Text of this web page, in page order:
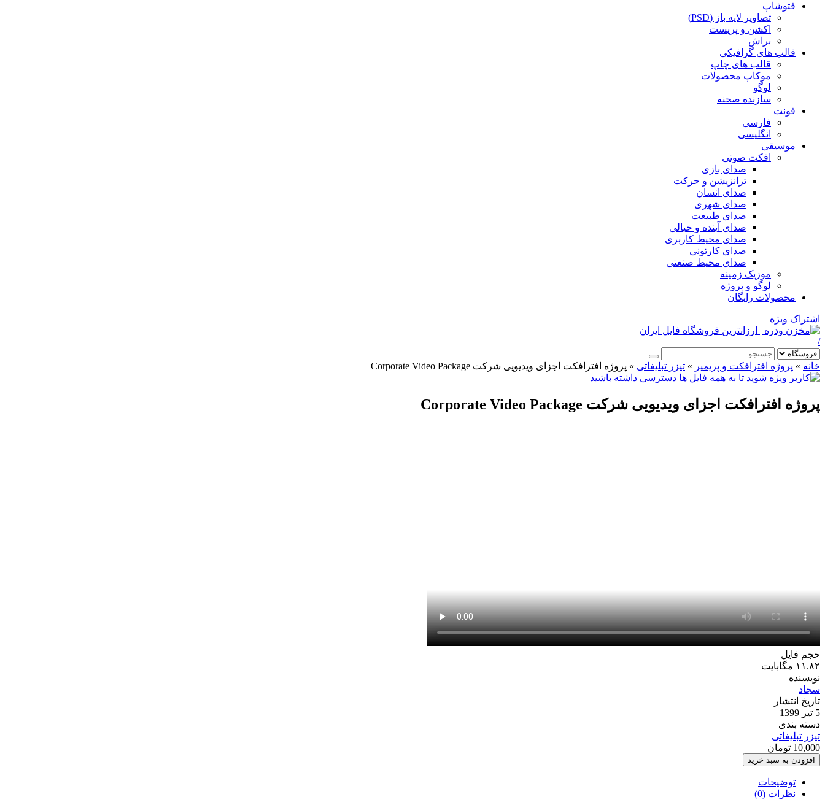
فتوشاپ
تصاویر لایه باز (PSD)
اکشن و پریست
براش
قالب های گرافیکی
قالب های چاپ
موکاپ محصولات
لوگو
سازنده صحنه
فونت
فارسی
انگلیسی
موسیقی
افکت صوتی
صدای بازی
ترانزیشن و حرکت
صدای انسان
صدای شهری
صدای طبیعت
صدای آینده و خیالی
صدای محیط کاربری
صدای کارتونی
صدای محیط صنعتی
موزیک زمینه
لوگو و پروژه
محصولات رایگان
اشتراک ویژه
/
خانه » پروژه افترافکت و پریمیر » تیزر تبلیغاتی » پروژه افترافکت اجزای ویدیویی شرکت Corporate Video Package
پروژه افترافکت اجزای ویدیویی شرکت Corporate Video Package
حجم فایل
۱۱.۸۲ مگابایت
نویسنده
سجاد
تاریخ انتشار
5 تیر 1399
دسته بندی
تیزر تبلیغاتی
10,000 تومان
پروژه
اجزای
ویدیویی
افزودن به سبد خرید
توضیحات
نظرات (0)